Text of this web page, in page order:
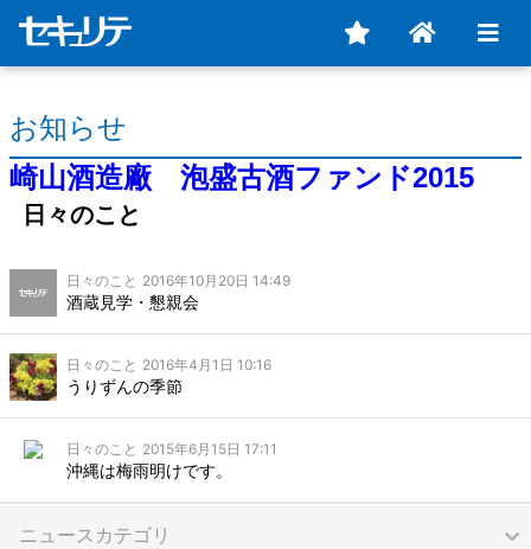
お知らせ
崎山酒造廠 泡盛古酒ファンド2015
日々のこと
日々のこと 2016年10月20日 14:49
酒蔵見学・懇親会
日々のこと 2016年4月1日 10:16
うりずんの季節
日々のこと 2015年6月15日 17:11
沖縄は梅雨明けです。
ニュースカテゴリ